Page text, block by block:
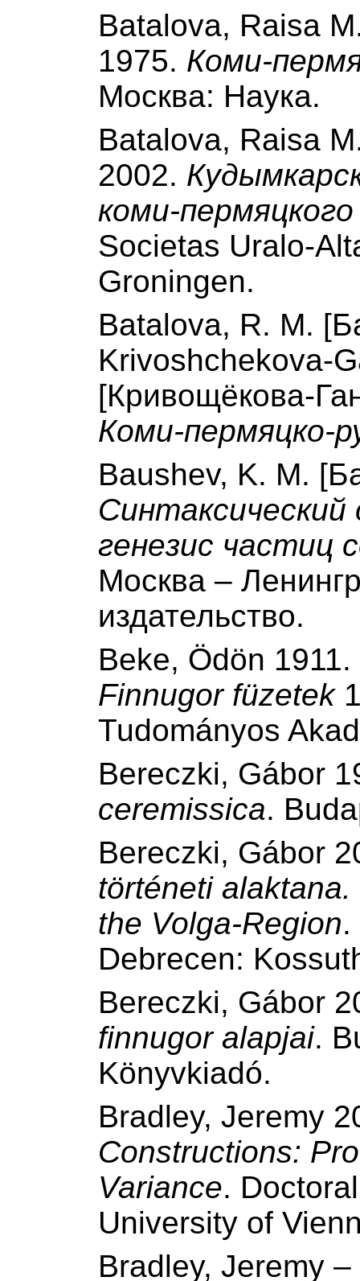
Batalova, Raisa
1975. Коми-
Москва: Наука.
Batalova, Raisa
2002.
коми-
Societas Uralo-
Groningen.
Batalova, R. M.
Krivoshchekova-
[Кривощёкова-
Коми-пермяцко-
Baushev, K. M.
генезис частиц
Москва ‒
издательство.
Beke, Ödön 1911.
Finnugor füzetek
Tudományos
Bereczki, Gábor
ceremissica.
Bereczki, Gábor
történeti
the Volga-Region.
Debrecen:
Bereczki, Gábor
finnugor alapjai.
Könyvkiadó.
Bradley, Jeremy
Constructions:
Variance.
University of
Bradley, Jeremy